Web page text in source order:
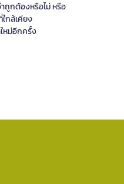
ถูกต้องหรือไม่ หรือ
ใกล้เคียง
หม่อีกครั้ง